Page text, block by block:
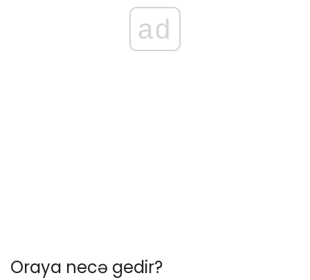
ad
Oraya necə gedir?